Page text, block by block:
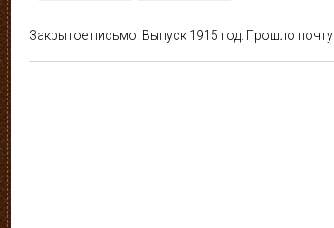
Закрытое письмо. Выпуск 1915 год. Прошло почту